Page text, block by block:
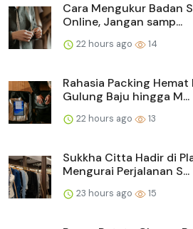
Cara Mengukur Badan
Online, Jangan samp...
22 hours ago 14
Rahasia Packing
Gulung Baju hingga M...
22 hours ago 13
Sukkha Citta Hadir di
Mengurai Perjalanan S...
23 hours ago 15